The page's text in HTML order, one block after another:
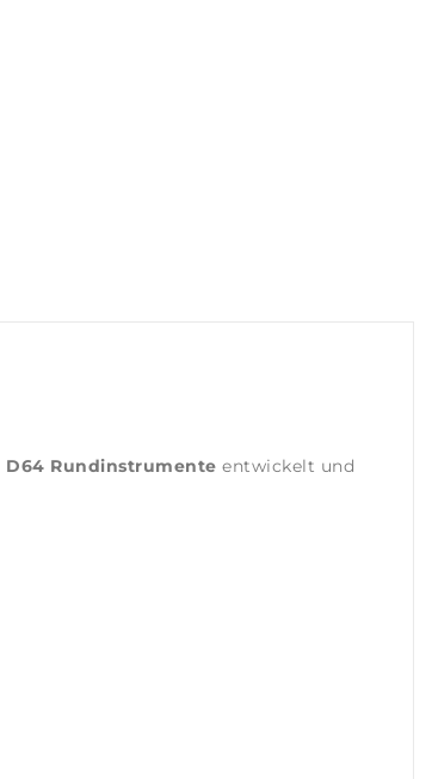
D64 Rundinstrumente entwickelt und